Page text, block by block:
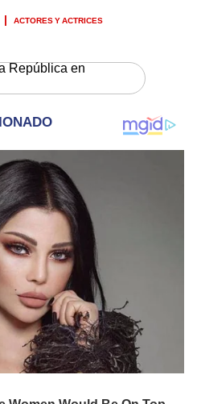
ACTORES Y ACTRICES
República en